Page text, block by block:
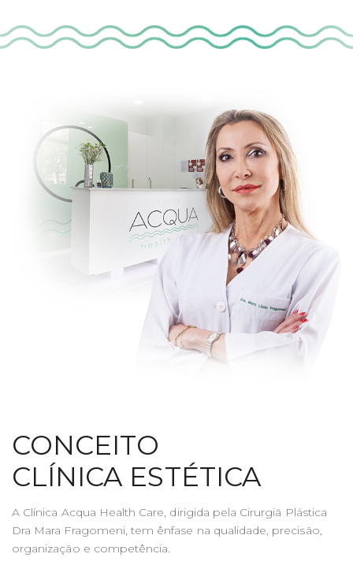
CONCEITO
CLÍNICA ESTÉTICA
A Clínica Acqua Health Care, dirigida pela Cirurgiã Plástica
Dra Mara Fragomeni, tem ênfase na qualidade, precisão,
organização e competência.